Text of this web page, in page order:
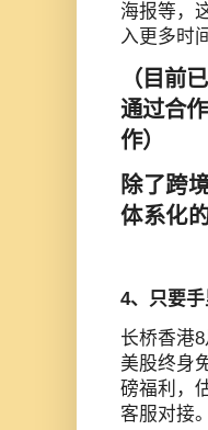
海报等，
入更多时
（目前
通过合
作）
除了跨
体系化
4、只要
长桥香港
美股终身
磅福利，
客服对接。